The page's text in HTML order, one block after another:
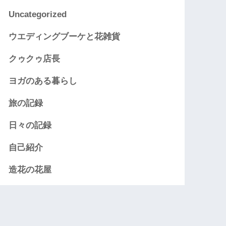
Uncategorized
ウエディングブーケと花雑貨
クゥクゥ店長
ヨガのある暮らし
旅の記録
日々の記録
自己紹介
造花の花屋